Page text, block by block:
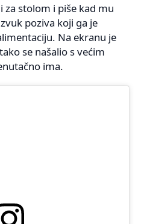
za stolom i piše kad mu
poziva koji ga je
Na ekranu je
se našalio s većim
ima.